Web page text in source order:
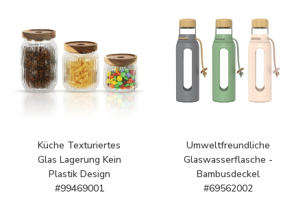
Küche Texturiertes
Glas Lagerung Kein
Plastik Design
#99469001
Umweltfreundliche
Glaswasserflasche -
Bambusdeckel
#69562002